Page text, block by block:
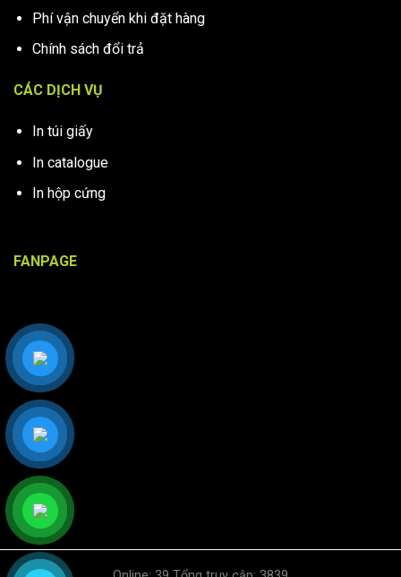
Phí vận chuyển khi đặt hàng
Chính sách đổi trả
CÁC DỊCH VỤ
In túi giấy
In catalogue
In hộp cứng
FANPAGE